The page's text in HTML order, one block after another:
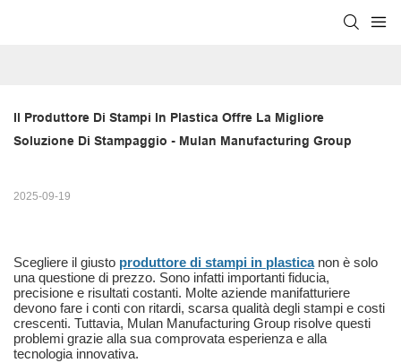
Il Produttore Di Stampi In Plastica Offre La Migliore
Soluzione Di Stampaggio - Mulan Manufacturing Group
2025-09-19
Scegliere il giusto produttore di stampi in plastica non è solo
una questione di prezzo. Sono infatti importanti fiducia,
precisione e risultati costanti. Molte aziende manifatturiere
devono fare i conti con ritardi, scarsa qualità degli stampi e costi
crescenti. Tuttavia, Mulan Manufacturing Group risolve questi
problemi grazie alla sua comprovata esperienza e alla
tecnologia innovativa.